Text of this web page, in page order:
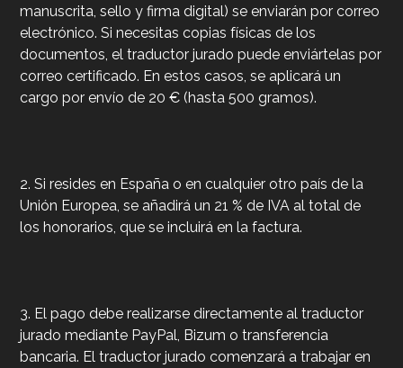
manuscrita, sello y firma digital) se enviarán por correo
electrónico. Si necesitas copias físicas de los
documentos, el traductor jurado puede enviártelas por
correo certificado. En estos casos, se aplicará un
cargo por envío de 20 € (hasta 500 gramos).
2. Si resides en España o en cualquier otro país de la
Unión Europea, se añadirá un 21 % de IVA al total de
los honorarios, que se incluirá en la factura.
3. El pago debe realizarse directamente al traductor
jurado mediante PayPal, Bizum o transferencia
bancaria. El traductor jurado comenzará a trabajar en